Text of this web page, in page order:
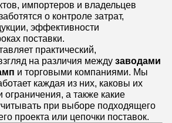
импортеров и владельцев
о контроле затрат,
эффективности
поставки.
практический,
на различия между заводами
и торговыми компаниями. Мы
каждая из них, каковы их
а также какие
при выборе подходящего
проекта или цепочки поставок.